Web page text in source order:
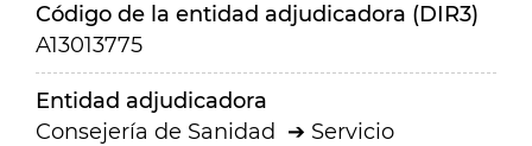
Código de la entidad adjudicadora (DIR3)
A13013775
Entidad adjudicadora
Consejería de Sanidad
Servicio